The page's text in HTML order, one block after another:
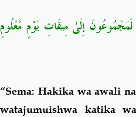
الْأَوَّلِينَ وَالْآخِرِينَ ﴿٤٩﴾ لَمَجْمُوعُونَ إِلَىٰ مِيقَاتِ يَوْمٍ مَّعْلُومٍ
“Sema: Hakika wa awali
watajumuishwa katika